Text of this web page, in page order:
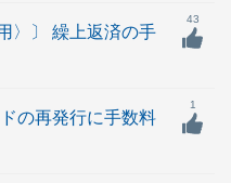
〉〕 繰上返済の手
43
の再発行に手数料
1